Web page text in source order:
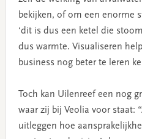
bekijken, of om een enorme
‘dit is dus een ketel die
dus warmte. Visualiseren
business nog beter te leren
Toch kan Uilenreef een nog
waar zij bij Veolia voor staat:
uitleggen hoe